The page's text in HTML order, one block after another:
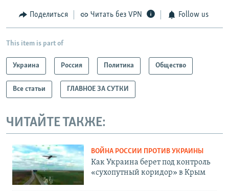
Поделиться Читать без VPN Follow us
This item is part of
Украина Россия Политика Общество
Все статьи ГЛАВНОЕ ЗА СУТКИ
ЧИТАЙТЕ ТАКЖЕ:
ВОЙНА РОССИИ ПРОТИВ УКРАИНЫ
Как Украина берет под контроль
«сухопутный коридор» в Крым